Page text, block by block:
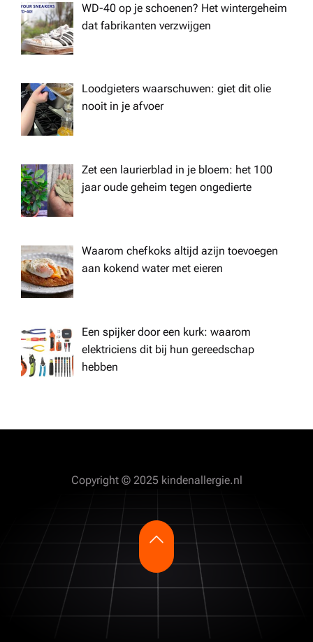
WD-40 op je schoenen? Het wintergeheim
dat fabrikanten verzwijgen
Loodgieters waarschuwen: giet dit olie
nooit in je afvoer
Zet een laurierblad in je bloem: het 100
jaar oude geheim tegen ongedierte
Waarom chefkoks altijd azijn toevoegen
aan kokend water met eieren
Een spijker door een kurk: waarom
elektriciens dit bij hun gereedschap
hebben
Copyright © 2025 kindenallergie.nl